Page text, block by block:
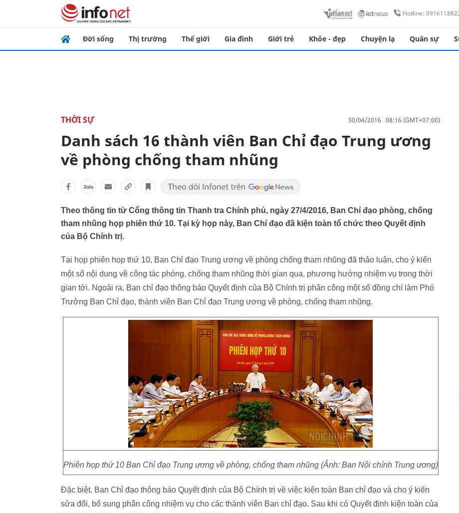
Hotline:
Đời sống Thị trường Thế giới Gia đình Giới trẻ Khỏe - đẹp Chuyện lạ Quân sự
THỜI SỰ 30/04/2016 08:16 (GMT+07:00)
Danh sách 16 thành viên Ban Chỉ đạo Trung ương
về phòng chống tham nhũng
Theo thông tin từ Cổng thông tin Thanh tra Chính phủ, ngày 27/4/2016, Ban Chỉ đạo phòng, chống
tham nhũng họp phiên thứ 10. Tại kỳ họp này, Ban Chỉ đạo đã kiện toàn tổ chức theo Quyết định
của Bộ Chính trị.
Tại họp phiên họp thứ 10, Ban Chỉ đạo Trung ương về phòng chống tham nhũng đã thảo luận, cho ý kiến
một số nội dung về công tác phòng, chống tham nhũng thời gian qua, phương hướng nhiệm vụ trong thời
gian tới. Ngoài ra, Ban chỉ đạo thông báo Quyết định của Bộ Chính trị phân công một số đồng chí làm Phó
Trưởng Ban Chỉ đạo, thành viên Ban Chỉ đạo Trung ương về phòng, chống tham nhũng.
Phiên họp thứ 10 Ban Chỉ đạo Trung ương về phòng, chống tham nhũng (Ảnh: Ban Nội chính Trung ương)
​Đặc biệt, Ban Chỉ đạo thông báo Quyết định của Bộ Chính trị về việc kiện toàn Ban chỉ đạo và cho ý kiến
sửa đổi, bổ sung phân công nhiệm vụ cho các thành viên Ban chỉ đạo. Sau khi có Quyết định kiện toàn của